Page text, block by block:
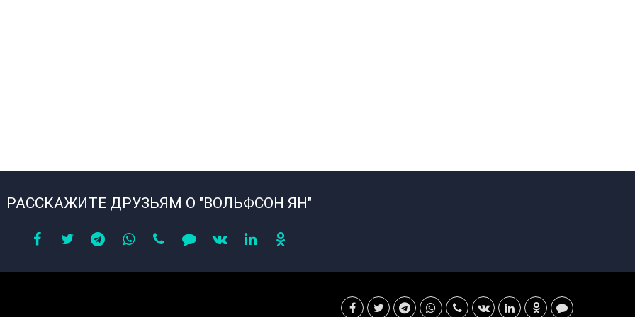
РАССКАЖИТЕ ДРУЗЬЯМ О "ВОЛЬФСОН ЯН"